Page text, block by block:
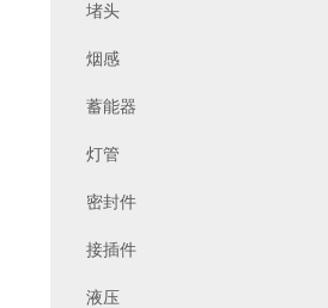
堵头
烟感
蓄能器
灯管
密封件
接插件
液压